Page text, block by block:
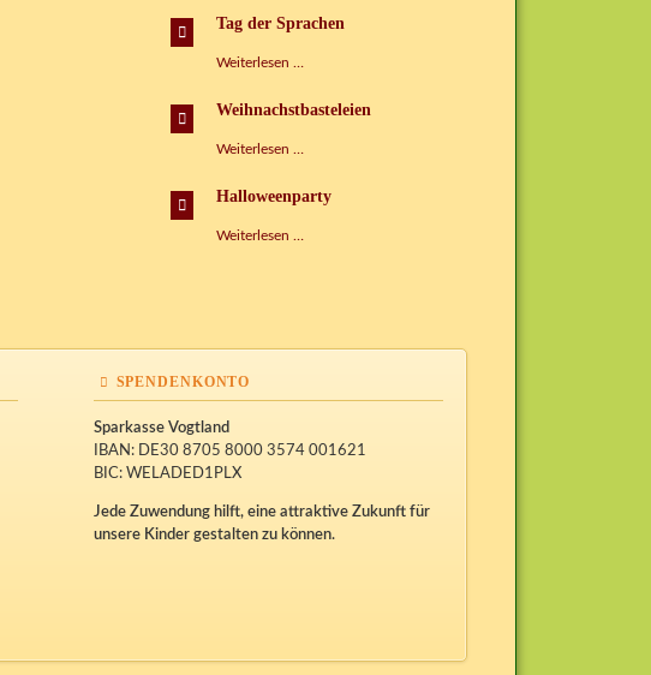
Tag der Sprachen
Weiterlesen …
Sprachen
Weihnachstbasteleien
Weiterlesen …
Halloweenparty
Weiterlesen …
SPENDENKONTO
Sparkasse Vogtland
IBAN: DE30 8705 8000 3574 001621
BIC: WELADED1PLX
Jede Zuwendung hilft, eine attraktive Zukunft für
unsere Kinder gestalten zu können.